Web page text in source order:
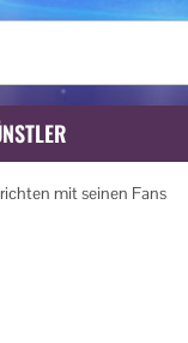
mit seinen Fans